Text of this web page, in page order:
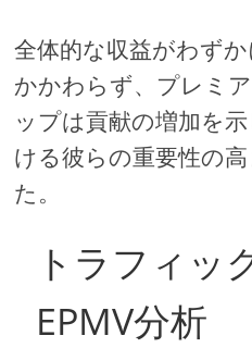
全体的な収益がわず
かかわらず、プレミ
ップは貢献の増加を
ける彼らの重要性の
た。
トラフィッ
EPMV分析